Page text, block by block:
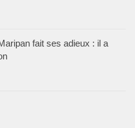
fait ses adieux : il a